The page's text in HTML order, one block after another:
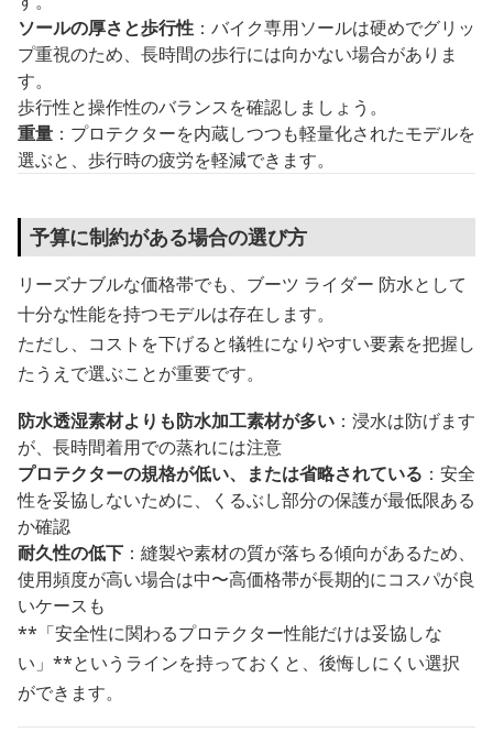
ソールの厚さと歩行性 ：バイク専用ソールは硬めでグリッ
プ重視のため、長時間の歩行には向かない場合がありま
す。
歩行性と操作性のバランスを確認しましょう。
重量 ：プロテクターを内蔵しつつも軽量化されたモデルを
選ぶと、歩行時の疲労を軽減できます。
予算に制約がある場合の選び方
リーズナブルな価格帯でも、ブーツ ライダー 防水として
十分な性能を持つモデルは存在します。
ただし、コストを下げると犠牲になりやすい要素を把握し
たうえで選ぶことが重要です。
防水透湿素材よりも防水加工素材が多い ：浸水は防げます
が、長時間着用での蒸れには注意
プロテクターの規格が低い、または省略されている ：安全
性を妥協しないために、くるぶし部分の保護が最低限ある
か確認
耐久性の低下 ：縫製や素材の質が落ちる傾向があるため、
使用頻度が高い場合は中〜高価格帯が長期的にコスパが良
いケースも
**「安全性に関わるプロテクター性能だけは妥協しな
い」**というラインを持っておくと、後悔しにくい選択
ができます。